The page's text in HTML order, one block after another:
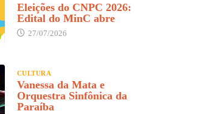
Eleições do CNPC 2026:
Edital do MinC abre
27/07/2026
CULTURA
Vanessa da Mata e
Orquestra Sinfônica da
Paraíba